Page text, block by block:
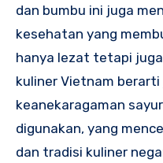
dan bumbu ini juga
kesehatan yang
hanya lezat tetapi
kuliner Vietnam
keanekaragaman
digunakan, yang
dan tradisi kuliner